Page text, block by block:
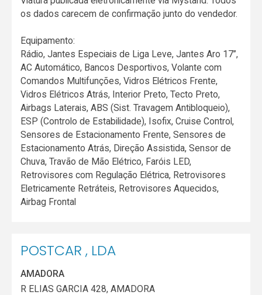
os dados carecem de confirmação junto do vendedor.
Equipamento:
Rádio, Jantes Especiais de Liga Leve, Jantes Aro 17”,
AC Automático, Bancos Desportivos, Volante com
Comandos Multifunções, Vidros Elétricos Frente,
Vidros Elétricos Atrás, Interior Preto, Tecto Preto,
Airbags Laterais, ABS (Sist. Travagem Antibloqueio),
ESP (Controlo de Estabilidade), Isofix, Cruise Control,
Sensores de Estacionamento Frente, Sensores de
Estacionamento Atrás, Direção Assistida, Sensor de
Chuva, Travão de Mão Elétrico, Faróis LED,
Retrovisores com Regulação Elétrica, Retrovisores
Eletricamente Retráteis, Retrovisores Aquecidos,
Airbag Frontal
POSTCAR , LDA
AMADORA
R ELIAS GARCIA 428, AMADORA